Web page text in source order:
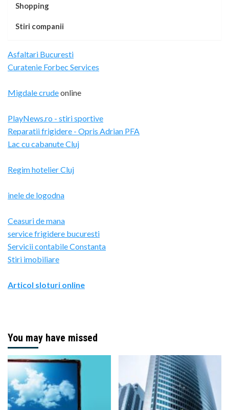
Shopping
Stiri companii
Asfaltari Bucuresti
Curatenie Forbec Services
Migdale crudeonline
PlayNews.ro - stiri sportive
Reparatii frigidere - Opris Adrian PFA
Lac cu cabanute Cluj
Regim hotelier Cluj
inele de logodna
Ceasuri de mana
service frigidere bucuresti
Servicii contabile Constanta
Stiri imobiliare
Articol sloturi online
You may have missed